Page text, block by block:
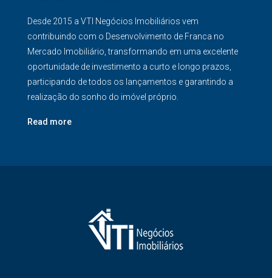
Desde 2015 a VTI Negócios Imobiliários vem
contribuindo com o Desenvolvimento de Franca no
Mercado Imobiliário, transformando em uma excelente
oportunidade de investimento a curto e longo prazos,
participando de todos os lançamentos e garantindo a
realização do sonho do imóvel próprio.
Read more